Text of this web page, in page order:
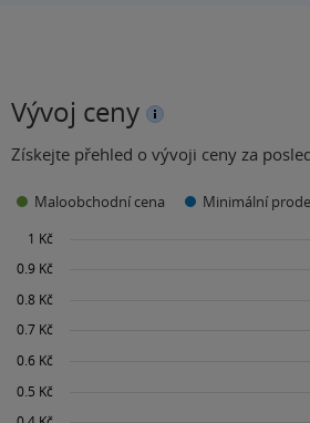
Vývoj ceny
Získejte přehled o vývoji ceny za
Maloobchodní cena Minimální